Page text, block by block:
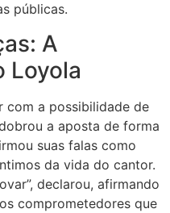
públicas.
A
Loyola
com a possibilidade de
a aposta de forma
suas falas como
da vida do cantor.
declarou, afirmando
comprometedores que